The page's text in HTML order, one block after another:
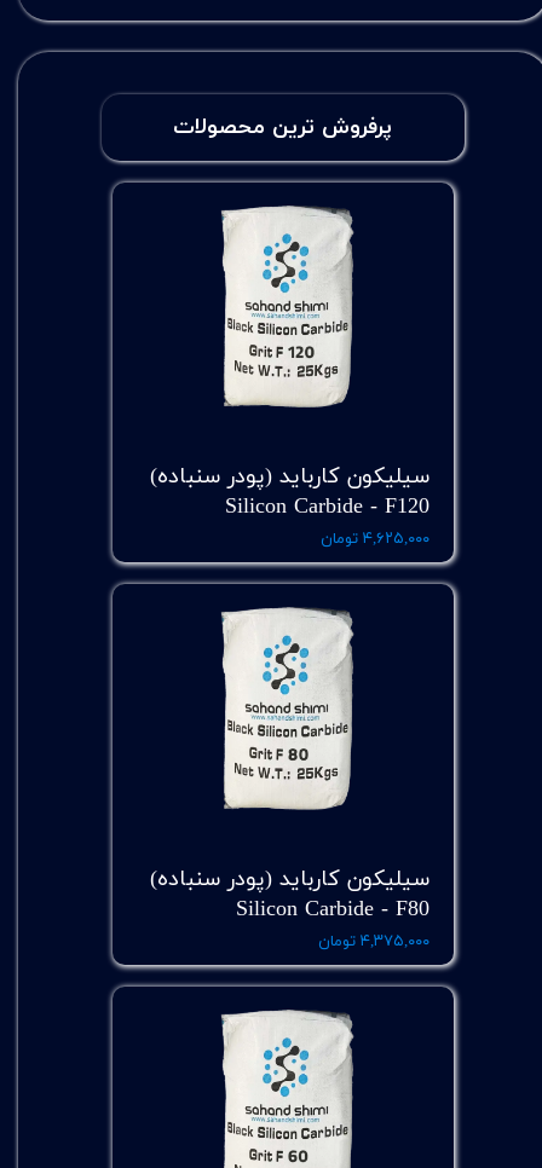
سیلیکون کارباید (پودر سنباده)
Silicon Carbide - F120
۴,۶۲۵,۰۰۰ تومان
سیلیکون کارباید (پودر سنباده)
Silicon Carbide - F80
۴,۳۷۵,۰۰۰ تومان
پرفروش ترین محصولات